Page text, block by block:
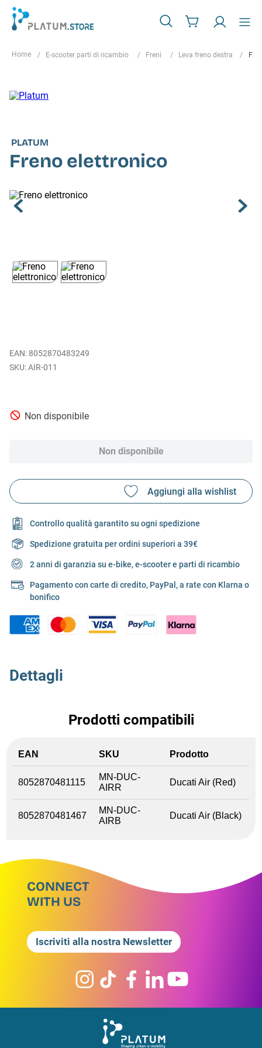
E-scooter parti di ricambio Freni Leva freno destra
PLATUM
Freno elettronico
EAN: 8052870483249
AIR-011
Non disponibile
Non disponibile
Controllo qualità garantito su ogni spedizione
Spedizione gratuita per ordini superiori a 39€
2 anni di garanzia su e-bike, e-scooter e parti di ricambio
Pagamento con carte di credito, PayPal, a rate con Klarna o
bonifico
Dettagli
Prodotti compatibili
EAN SKU Prodotto
8052870481115
MN-DUC-
AIRR
Ducati Air (Red)
8052870481467
MN-DUC-
AIRB
Ducati Air (Black)
CONNECT
WITH US
Iscriviti alla nostra Newsletter